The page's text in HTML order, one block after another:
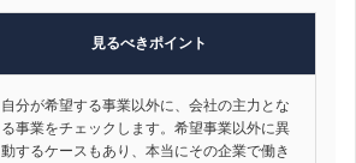
見るべきポイント
自分が希望する事業以外に、会社の主力とな
る事業をチェックします。希望事業以外に異
動するケースもあり、本当にその企業で働き